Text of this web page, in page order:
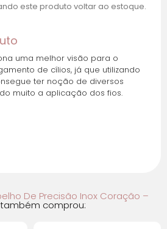
este produto voltar ao estoque.
uma melhor visão para o
de cílios, já que utilizando
ter noção de diversos
muito a aplicação dos fios.
De Precisão Inox Coração –
também comprou: